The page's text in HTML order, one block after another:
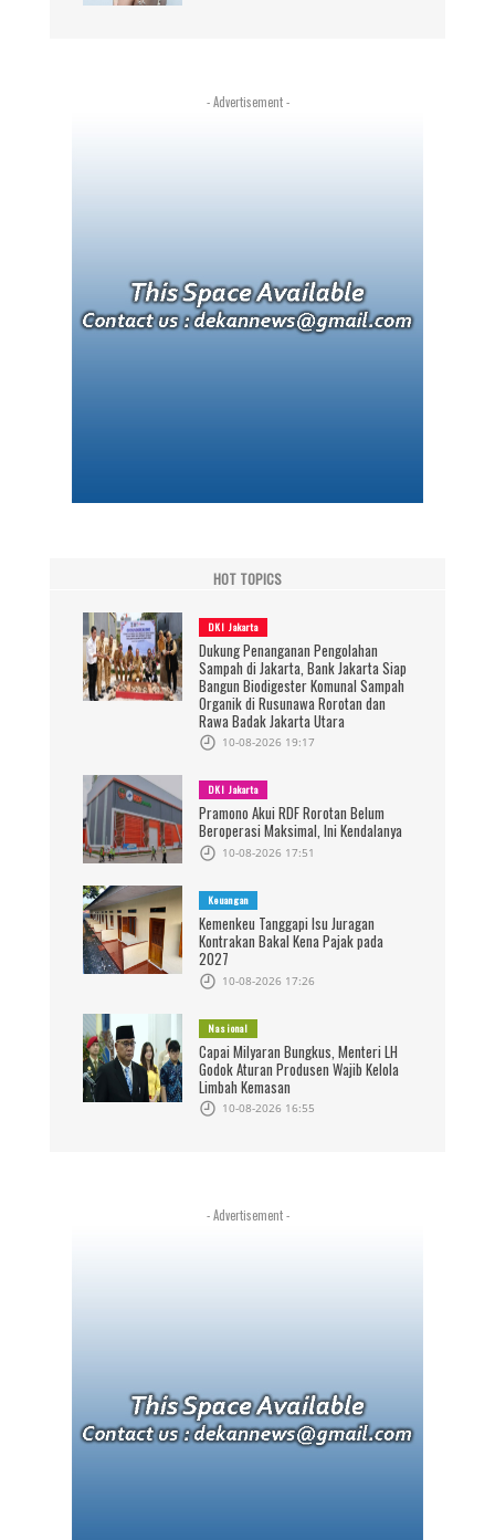
- Advertisement -
HOT TOPICS
DKI Jakarta
Dukung Penanganan Pengolahan
Sampah di Jakarta, Bank Jakarta Siap
Bangun Biodigester Komunal Sampah
Organik di Rusunawa Rorotan dan
Rawa Badak Jakarta Utara
10-08-2026 19:17
DKI Jakarta
Pramono Akui RDF Rorotan Belum
Beroperasi Maksimal, Ini Kendalanya
10-08-2026 17:51
Keuangan
Kemenkeu Tanggapi Isu Juragan
Kontrakan Bakal Kena Pajak pada
2027
10-08-2026 17:26
Nasional
Capai Milyaran Bungkus, Menteri LH
Godok Aturan Produsen Wajib Kelola
Limbah Kemasan
10-08-2026 16:55
- Advertisement -